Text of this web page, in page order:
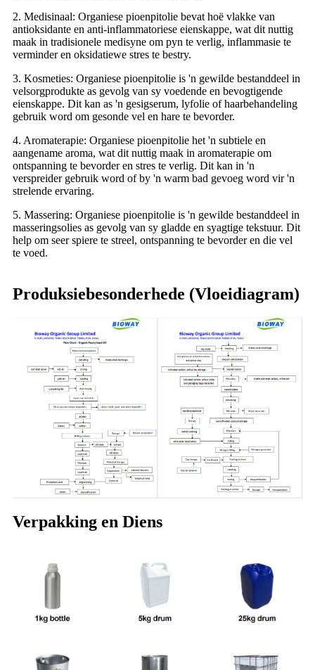
2. Medisinaal: Organiese pioenpitolie bevat hoë vlakke van
antioksidante en anti-inflammatoriese eienskappe, wat dit nuttig
maak in tradisionele medisyne om pyn te verlig, inflammasie te
verminder en oksidatiewe stres te bestry.
3. Kosmeties: Organiese pioenpitolie is 'n gewilde bestanddeel in
velsorgprodukte as gevolg van sy voedende en bevogtigende
eienskappe. Dit kan as 'n gesigserum, lyfolie of haarbehandeling
gebruik word om gesonde vel en hare te bevorder.
4. Aromaterapie: Organiese pioenpitolie het 'n subtiele en
aangename aroma, wat dit nuttig maak in aromaterapie om
ontspanning te bevorder en stres te verlig. Dit kan in 'n
verspreider gebruik word of by 'n warm bad gevoeg word vir 'n
strelende ervaring.
5. Massering: Organiese pioenpitolie is 'n gewilde bestanddeel in
masseringsolies as gevolg van sy gladde en syagtige tekstuur. Dit
help om seer spiere te streel, ontspanning te bevorder en die vel
te voed.
Produksiebesonderhede (Vloeidiagram)
Verpakking en Diens